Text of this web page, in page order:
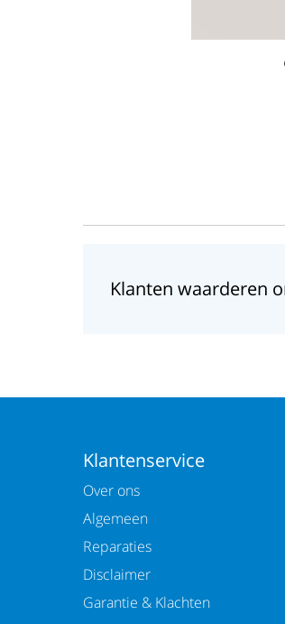
Klanten waarderen
Klantenservice
Over ons
Algemeen
Reparaties
Disclaimer
Garantie & Klachten